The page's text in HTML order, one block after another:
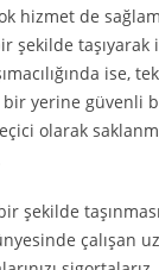
hizmet de
şekilde
ise,
yerine güvenli
olarak
şekilde
çalışan